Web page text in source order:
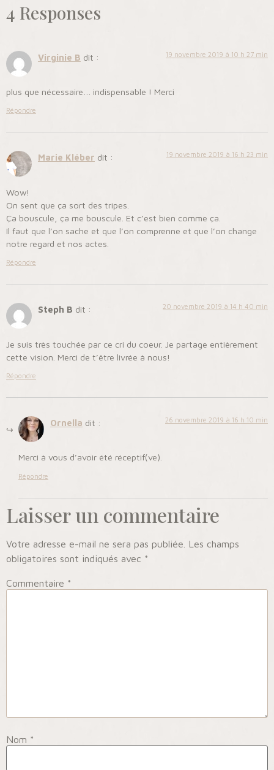
4 Responses
Virginie B dit : 19 novembre 2019 à 10 h 27 min
plus que nécessaire… indispensable ! Merci
Répondre
Marie Kléber dit : 19 novembre 2019 à 16 h 23 min
Wow!
On sent que ça sort des tripes.
Ça bouscule, ça me bouscule. Et c’est bien comme ça.
Il faut que l’on sache et que l’on comprenne et que l’on change
notre regard et nos actes.
Répondre
Steph B dit : 20 novembre 2019 à 14 h 40 min
Je suis très touchée par ce cri du coeur. Je partage entièrement
cette vision. Merci de t’être livrée à nous!
Répondre
Ornella dit : 26 novembre 2019 à 16 h 10 min
Merci à vous d’avoir été réceptif(ve).
Répondre
Laisser un commentaire
Votre adresse e-mail ne sera pas publiée.
Les champs
obligatoires sont indiqués avec *
Commentaire *
Nom *